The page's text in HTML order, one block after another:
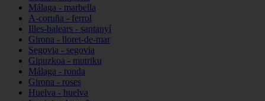
Málaga - marbella
A-coruña - ferrol
Illes-balears - santanyí
Girona - lloret-de-mar
Segovia - segovia
Gipuzkoa - mutriku
Málaga - ronda
Girona - roses
Huelva - huelva